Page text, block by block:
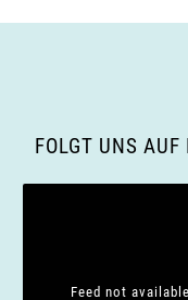
a
FOLGT UNS AUF
Feed not available